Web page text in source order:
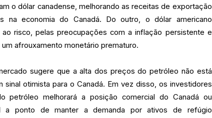
o dólar canadense, melhorando as receitas de exportação
na economia do Canadá. Do outro, o dólar americano
risco, pelas preocupações com a inflação persistente e
afrouxamento monetário prematuro.
sugere que a alta dos preços do petróleo não está
otimista para o Canadá. Em vez disso, os investidores
petróleo melhorará a posição comercial do Canadá ou
a ponto de manter a demanda por ativos de refúgio